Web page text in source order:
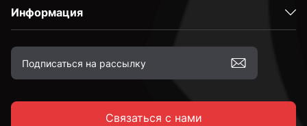
Высокопрочные
С полной резьбой
С неполной резьбой
Информация
Связаться с нами